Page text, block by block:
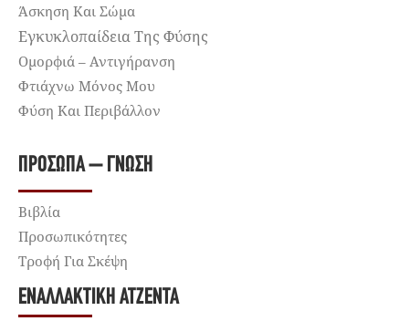
Άσκηση Και Σώμα
Εγκυκλοπαίδεια Της Φύσης
Ομορφιά – Αντιγήρανση
Φτιάχνω Μόνος Μου
Φύση Και Περιβάλλον
ΠΡΌΣΩΠΑ – ΓΝΏΣΗ
Βιβλία
Προσωπικότητες
Τροφή Για Σκέψη
ΕΝΑΛΛΑΚΤΙΚΉ ΑΤΖΈΝΤΑ